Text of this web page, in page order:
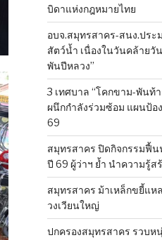
บิดาแห่งกฎหมายไทย
อบจ.สมุทรสาคร-สนง.ปร
สัตว์น้ำ เนื่องในวันคล้ายวั
พันปีหลวง”
3 เทศบาล “โคกขาม-พันท้
ผนึกกำลังร่วมซ้อม แผนป้อ
69
สมุทรสาคร ปิดกิจกรรมฟื้
ปี 69 ผู้ว่าฯ ย้ำ นำความรู้ส
สมุทรสาคร ม้าเหล็กขยี้แ
วงเวียนใหญ่
ปกครองสมุทรสาคร รวบห